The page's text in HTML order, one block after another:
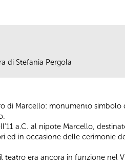
di Stefania Pergola
di Marcello: monumento simbolo
a.C. al nipote Marcello,
ed in occasione delle cerimonie
teatro era ancora in funzione nel